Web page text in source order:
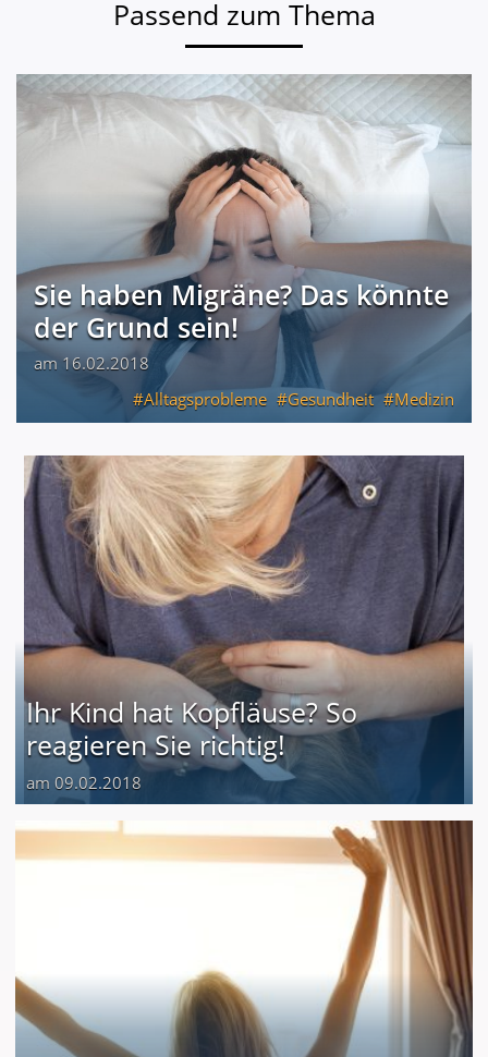
Passend zum Thema
Sie haben Migräne? Das könnte
der Grund sein!
am 16.02.2018
Alltagsprobleme
Gesundheit Medizin
Ihr Kind hat Kopfläuse? So
reagieren Sie richtig!
am 09.02.2018